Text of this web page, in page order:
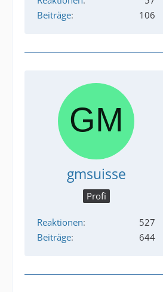
Beiträge
106
gmsuisse
Profi
Reaktionen
527
Beiträge
644